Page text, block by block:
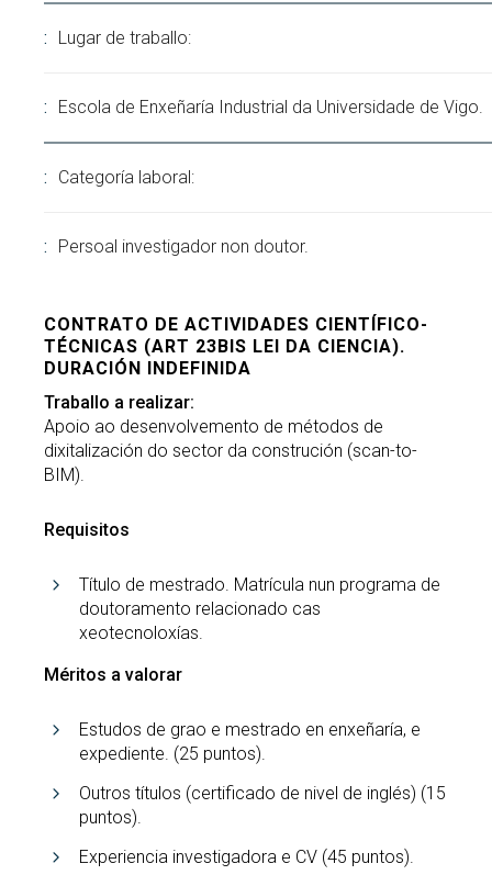
Lugar de traballo:
Escola de Enxeñaría Industrial da Universidade de Vigo.
Categoría laboral:
Persoal investigador non doutor.
CONTRATO DE ACTIVIDADES CIENTÍFICO-
TÉCNICAS (ART 23BIS LEI DA CIENCIA).
DURACIÓN INDEFINIDA
Traballo a realizar:
Apoio ao desenvolvemento de métodos de
dixitalización do sector da construción (scan-to-
BIM).
Requisitos
Título de mestrado. Matrícula nun programa de
doutoramento relacionado cas
xeotecnoloxías.
Méritos a valorar
Estudos de grao e mestrado en enxeñaría, e
expediente. (25 puntos).
Outros títulos (certificado de nivel de inglés) (15
puntos).
Experiencia investigadora e CV (45 puntos).